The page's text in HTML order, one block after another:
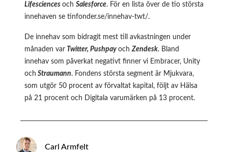
Lifesciences och Salesforce. För en lista över de tio största
innehaven se tinfonder.se/innehav-twt/.
De innehav som bidragit mest till avkastningen under
månaden var Twitter, Pushpay och Zendesk. Bland
innehav som påverkat negativt finner vi Embracer, Unity
och Straumann. Fondens största segment är Mjukvara,
som utgör 50 procent av förvaltat kapital, följt av Hälsa
på 21 procent och Digitala varumärken på 13 procent.
Carl Armfelt